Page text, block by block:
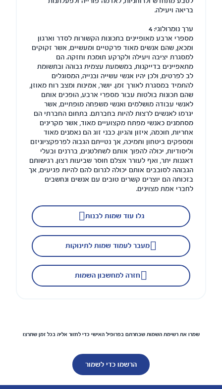
בריאה ויעילה.
ערך נומרולוגי: 4
מספרי ארבע מאופיינים בתכונות הקשורות לסדר וארגון
ומכאן, שהם אנשים מאוד פרקטיים ומעשיים, אשר זקוקים
למסגרת יציבה ויעילה ולקרקע תומכת וחזקה. הם
מתאפיינים בדייקנות, במשמעת עצמית גבוהה ובתשומת
לב לפרטים, ולכן יהיו אנשי עשייה ובנייה, המסוגלים
להתמיד במסגרת לאורך זמן. יושר, אמינות ומצב רוח מאוזן,
שהם תכונות בולטות עבור מספרי ארבע, הופכים אותם
לאנשי עבודה מושלמים ואנשי משפחה מופתיים, אשר
יגרמו לאנשים לרצות להיות בחברתם. בתחום החברתי הם
מסתמנים כאנשי מפתח מקצועיים מאוד, אשר מקרינים
אחריות, חוכמה, איזון והגיון. כבני זוג הם נאמנים מאוד
ומספקים ביטחון ותמיכה, אך נטייתם הגבוה לפרפקציוניזם
וליסודיות, יכולה להפוך אותם לשתלטנים, בררנים ובעלי
דאגנות יתר, ואף לעורר אצלם חוסר שביעות רצון. רגישותם
הגבוהה לסובבים אותם יכולה לגרום להם להיות פגיעים, אך
בזכותה הם יוצרים קשרים טובים עם אנשים ונחשבים
לחברי אמת מצוינים.
מעבר לעמוד שמות לתינוקות
חזרה למחשבון השמות
גלו עוד שמות לבנות
שמרו את רשימת השמות שבחרתם בפרופיל האישי כדי לחזור אליה בכל זמן שתרצו
הרשמו כדי לשמור